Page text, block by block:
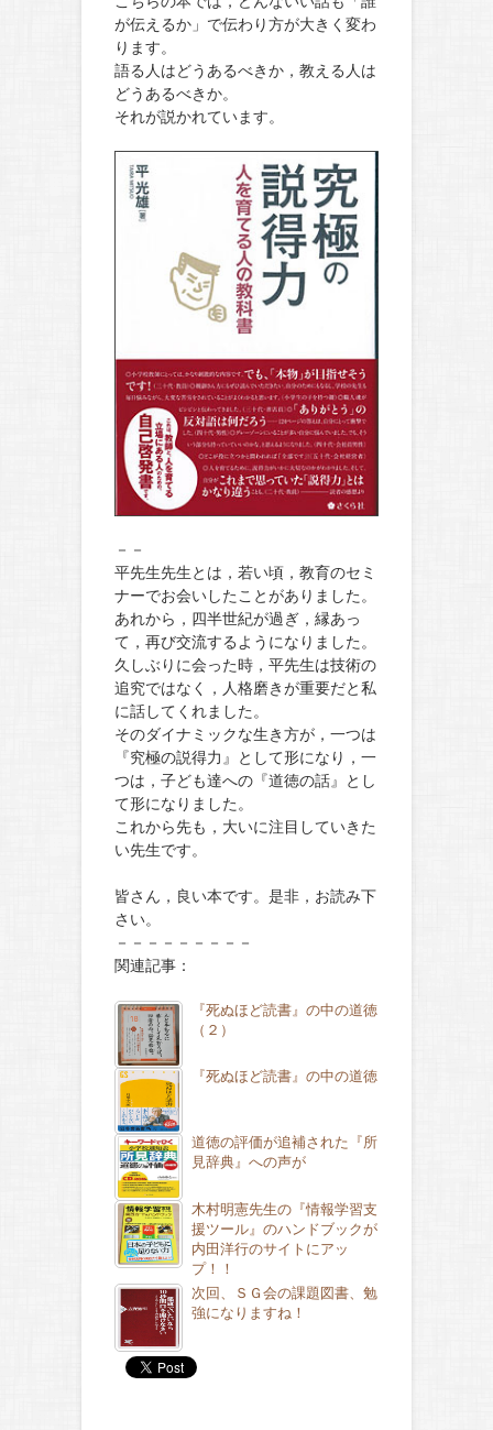
が伝えるか」で伝わり方が大きく変わ
ります。
語る人はどうあるべきか，教える人は
どうあるべきか。
それが説かれています。
－－
平先生先生とは，若い頃，教育のセミ
ナーでお会いしたことがありました。
あれから，四半世紀が過ぎ，縁あっ
て，再び交流するようになりました。
久しぶりに会った時，平先生は技術の
追究ではなく，人格磨きが重要だと私
に話してくれました。
そのダイナミックな生き方が，一つは
『究極の説得力』として形になり，一
つは，子ども達への『道徳の話』とし
て形になりました。
これから先も，大いに注目していきた
い先生です。
皆さん，良い本です。是非，お読み下
さい。
－－－－－－－－－
関連記事：
『死ぬほど読書』の中の道徳
（２）
『死ぬほど読書』の中の道徳
道徳の評価が追補された『所
見辞典』への声が
木村明憲先生の『情報学習支
援ツール』のハンドブックが
内田洋行のサイトにアッ
プ！！
次回、ＳＧ会の課題図書、勉
強になりますね！